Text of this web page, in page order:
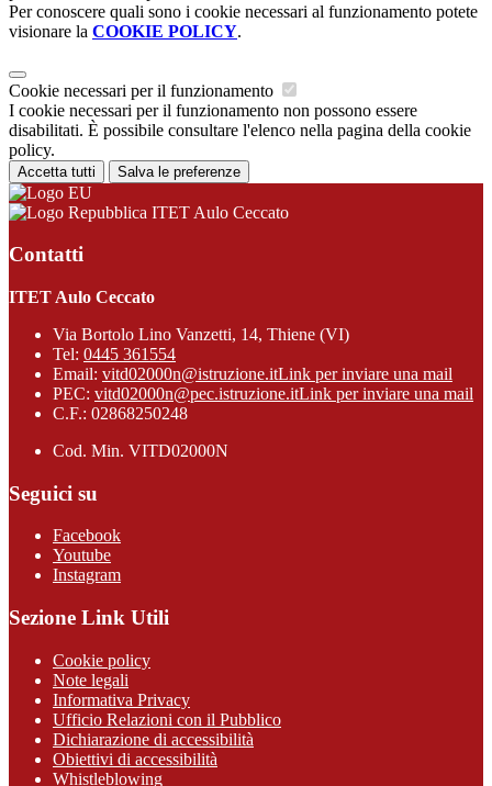
Per conoscere quali sono i cookie necessari al funzionamento potete
visionare la COOKIE POLICY.
Cookie necessari per il funzionamento
I cookie necessari per il funzionamento non possono essere
disabilitati. È possibile consultare l'elenco nella pagina della cookie
policy.
Accetta tutti Salva le preferenze
ITET Aulo Ceccato
Contatti
ITET Aulo Ceccato
Via Bortolo Lino Vanzetti, 14, Thiene (VI)
Tel: 0445 361554
Email: vitd02000n@istruzione.itLink per inviare una mail
PEC: vitd02000n@pec.istruzione.itLink per inviare una mail
C.F.: 02868250248
Cod. Min. VITD02000N
Seguici su
Facebook
Youtube
Instagram
Sezione Link Utili
Cookie policy
Note legali
Informativa Privacy
Ufficio Relazioni con il Pubblico
Dichiarazione di accessibilità
Obiettivi di accessibilità
Whistleblowing